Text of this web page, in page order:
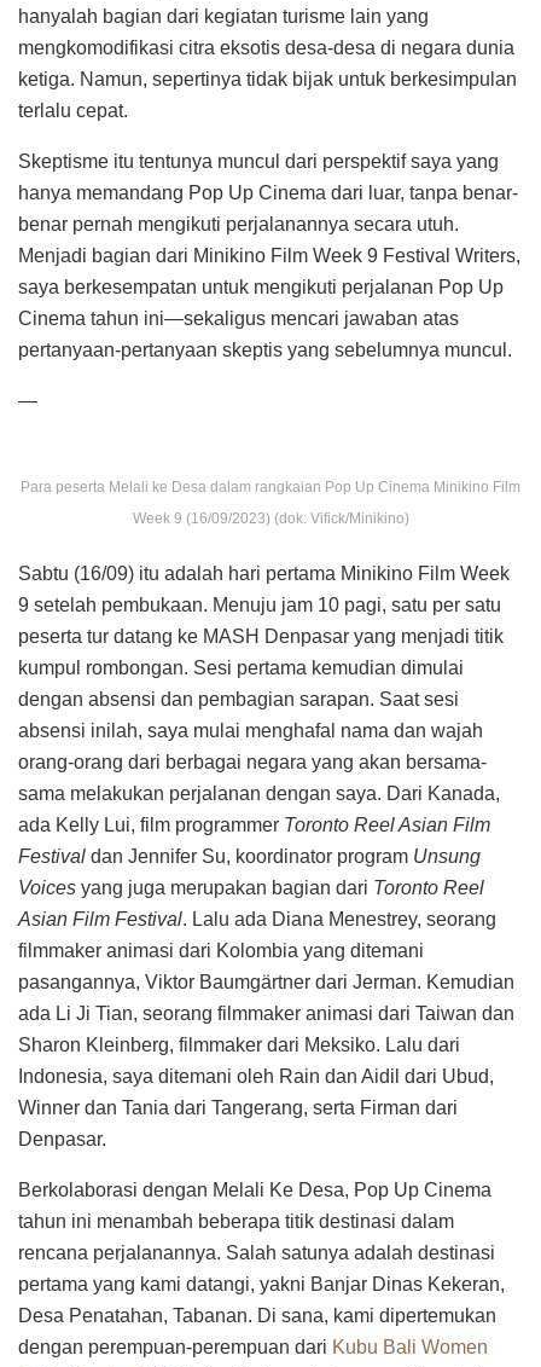
hanyalah bagian dari kegiatan turisme lain yang
mengkomodifikasi citra eksotis desa-desa di negara dunia
ketiga. Namun, sepertinya tidak bijak untuk berkesimpulan
terlalu cepat.
Skeptisme itu tentunya muncul dari perspektif saya yang
hanya memandang Pop Up Cinema dari luar, tanpa benar-
benar pernah mengikuti perjalanannya secara utuh.
Menjadi bagian dari Minikino Film Week 9 Festival Writers,
saya berkesempatan untuk mengikuti perjalanan Pop Up
Cinema tahun ini—sekaligus mencari jawaban atas
pertanyaan-pertanyaan skeptis yang sebelumnya muncul.
—
Para peserta Melali ke Desa dalam rangkaian Pop Up Cinema Minikino Film
Week 9 (16/09/2023) (dok: Vifick/Minikino)
Sabtu (16/09) itu adalah hari pertama Minikino Film Week
9 setelah pembukaan. Menuju jam 10 pagi, satu per satu
peserta tur datang ke MASH Denpasar yang menjadi titik
kumpul rombongan. Sesi pertama kemudian dimulai
dengan absensi dan pembagian sarapan. Saat sesi
absensi inilah, saya mulai menghafal nama dan wajah
orang-orang dari berbagai negara yang akan bersama-
sama melakukan perjalanan dengan saya. Dari Kanada,
ada Kelly Lui, film programmer Toronto Reel Asian Film
Festival dan Jennifer Su, koordinator program Unsung
Voices yang juga merupakan bagian dari Toronto Reel
Asian Film Festival. Lalu ada Diana Menestrey, seorang
filmmaker animasi dari Kolombia yang ditemani
pasangannya, Viktor Baumgärtner dari Jerman. Kemudian
ada Li Ji Tian, seorang filmmaker animasi dari Taiwan dan
Sharon Kleinberg, filmmaker dari Meksiko. Lalu dari
Indonesia, saya ditemani oleh Rain dan Aidil dari Ubud,
Winner dan Tania dari Tangerang, serta Firman dari
Denpasar.
Berkolaborasi dengan Melali Ke Desa, Pop Up Cinema
tahun ini menambah beberapa titik destinasi dalam
rencana perjalanannya. Salah satunya adalah destinasi
pertama yang kami datangi, yakni Banjar Dinas Kekeran,
Desa Penatahan, Tabanan. Di sana, kami dipertemukan
dengan perempuan-perempuan dari Kubu Bali Women